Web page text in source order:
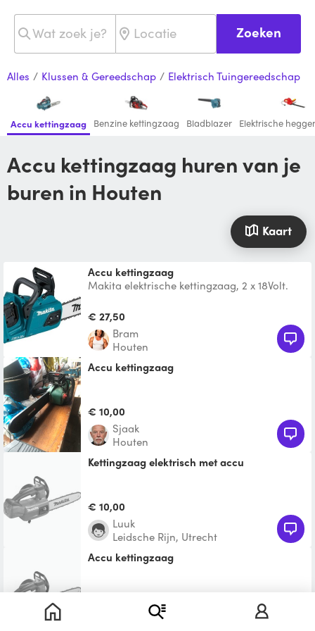
Zoeken
Alles / Klussen & Gereedschap / Elektrisch Tuingereedschap
Accu kettingzaag Benzine kettingzaag Bladblazer Elektrische
Accu kettingzaag huren van je
buren in Houten
Kaart
Accu kettingzaag
Makita elektrische kettingzaag, 2 x 18Volt.
levensgevaarlijke machin
€ 27,50
Bram
Houten
Accu kettingzaag
€ 10,00
Sjaak
Houten
Kettingzaag elektrisch met accu
€ 10,00
Luuk
Leidsche Rijn, Utrecht
Accu kettingzaag